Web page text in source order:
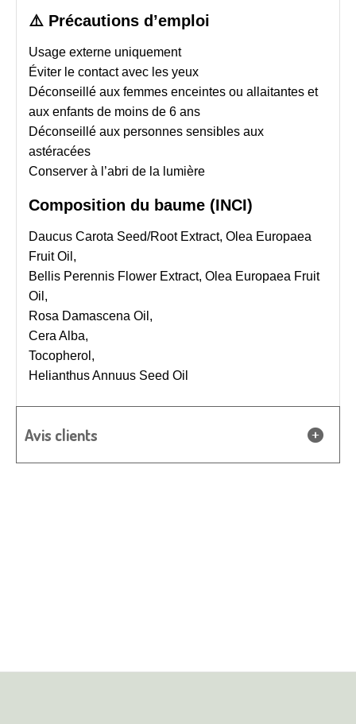
⚠️ Précautions d’emploi
Usage externe uniquement
Éviter le contact avec les yeux
Déconseillé aux femmes enceintes ou allaitantes et
aux enfants de moins de 6 ans
Déconseillé aux personnes sensibles aux
astéracées
Conserver à l’abri de la lumière
Composition du baume (INCI)
Daucus Carota Seed/Root Extract, Olea Europaea
Fruit Oil,
Bellis Perennis Flower Extract, Olea Europaea Fruit
Oil,
Rosa Damascena Oil,
Cera Alba,
Tocopherol,
Helianthus Annuus Seed Oil
Avis clients